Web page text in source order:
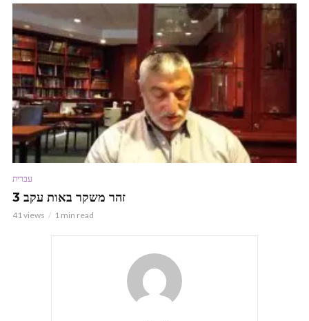
עברית
זהר משקר באות עקב 3
41 views 1 min read